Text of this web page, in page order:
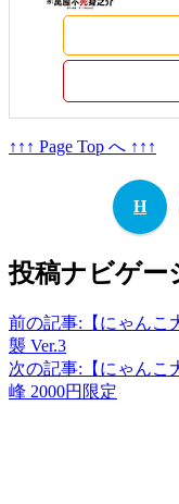
↑↑↑ Page Top へ ↑↑↑
H
投稿ナビゲー
前の記事: 【にゃん
襲 Ver.3
次の記事: 【にゃん
峰 2000円限定